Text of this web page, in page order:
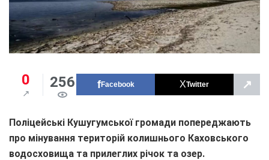
0 256 Facebook Twitter ↗
Поліцейські Кушугумської громади попереджають
про мінування територій колишнього Каховського
водосховища та прилеглих річок та озер.